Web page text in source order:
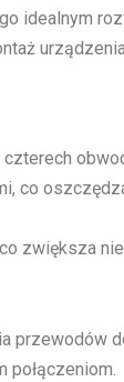
idealnym
co
zwiększa
przewodów
połączeniom.